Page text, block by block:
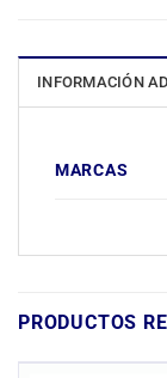
INFORMACIÓN
MARCAS
PRODUCTOS